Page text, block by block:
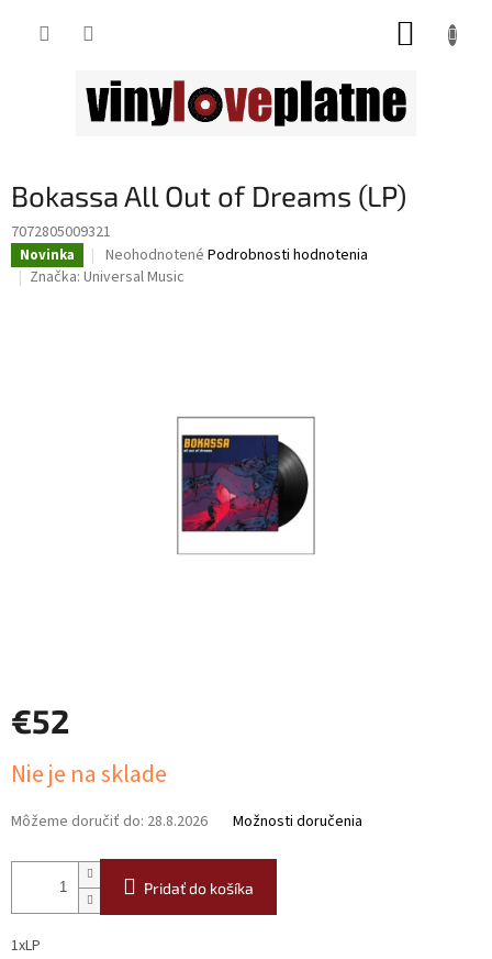
Bokassa All Out of Dreams (LP)
7072805009321
Novinka
Priemerné
hodnotenie
Neohodnotené Podrobnosti hodnotenia
Značka: Universal Music
€52
cena:
Nie je na sklade
Môžeme doručiť do: 28.8.2026 Možnosti doručenia
Pridať do košíka
1xLP